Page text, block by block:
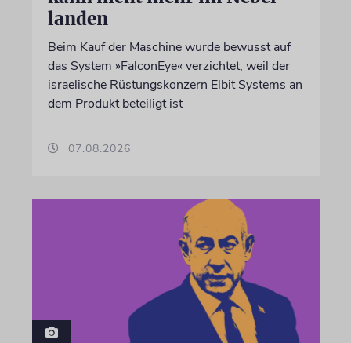
landen
Beim Kauf der Maschine wurde bewusst auf
das System »FalconEye« verzichtet, weil der
israelische Rüstungskonzern Elbit Systems an
dem Produkt beteiligt ist
07.08.2026